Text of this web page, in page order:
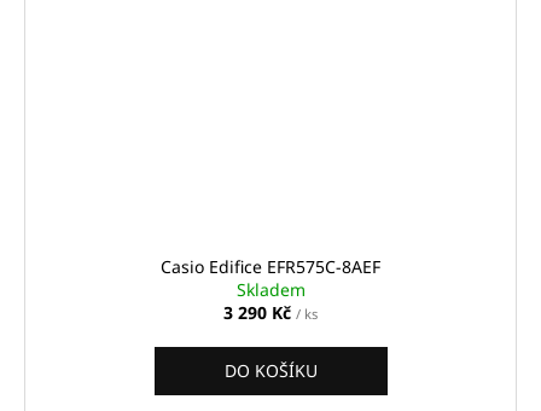
Casio Edifice EFR575C-8AEF
Skladem
3 290 Kč / ks
DO KOŠÍKU